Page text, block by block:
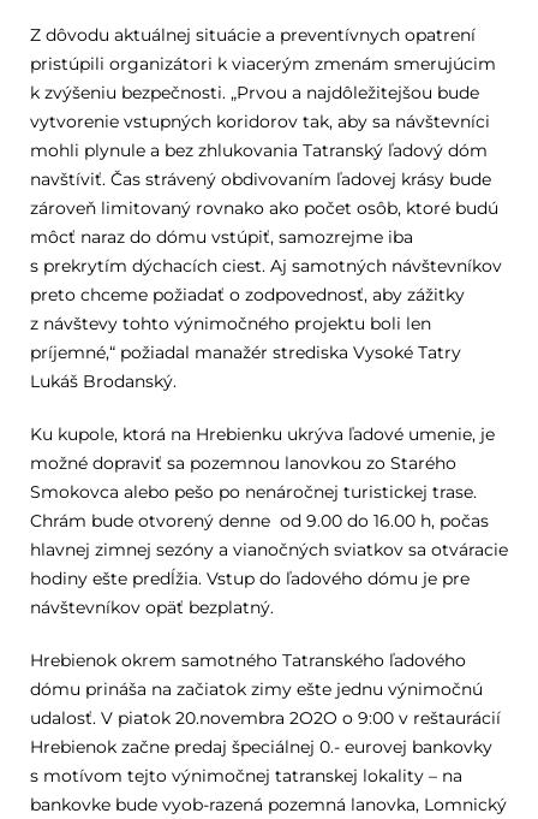
Z dôvodu aktuálnej situácie a preventívnych opatrení
pristúpili organizátori k viacerým zmenám smerujúcim
k zvýšeniu bezpečnosti. „Prvou a najdôležitejšou bude
vytvorenie vstupných koridorov tak, aby sa návštevníci
mohli plynule a bez zhlukovania Tatranský ľadový dóm
navštíviť. Čas strávený obdivovaním ľadovej krásy bude
zároveň limitovaný rovnako ako počet osôb, ktoré budú
môcť naraz do dómu vstúpiť, samozrejme iba
s prekrytím dýchacích ciest. Aj samotných návštevníkov
preto chceme požiadať o zodpovednosť, aby zážitky
z návštevy tohto výnimočného projektu boli len
príjemné,“ požiadal manažér strediska Vysoké Tatry
Lukáš Brodanský.
Ku kupole, ktorá na Hrebienku ukrýva ľadové umenie, je
možné dopraviť sa pozemnou lanovkou zo Starého
Smokovca alebo pešo po nenáročnej turistickej trase.
Chrám bude otvorený denne od 9.00 do 16.00 h, počas
hlavnej zimnej sezóny a vianočných sviatkov sa otváracie
hodiny ešte predĺžia. Vstup do ľadového dómu je pre
návštevníkov opäť bezplatný.
Hrebienok okrem samotného Tatranského ľadového
dómu prináša na začiatok zimy ešte jednu výnimočnú
udalosť. V piatok 20.novembra 2O2O o 9:00 v reštaurácií
Hrebienok začne predaj špeciálnej 0.- eurovej bankovky
s motívom tejto výnimočnej tatranskej lokality – na
bankovke bude vyob-razená pozemná lanovka, Lomnický